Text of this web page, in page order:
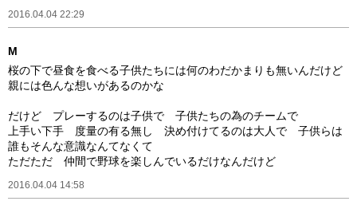
2016.04.04 22:29
M
桜の下で昼食を食べる子供たちには何のわだかまりも無いんだけど
親には色んな想いがあるのかな
だけど プレーするのは子供で 子供たちの為のチームで
上手い下手 度量の有る無し 決め付けてるのは大人で 子供らは
誰もそんな意識なんてなくて
ただただ 仲間で野球を楽しんでいるだけなんだけど
2016.04.04 14:58